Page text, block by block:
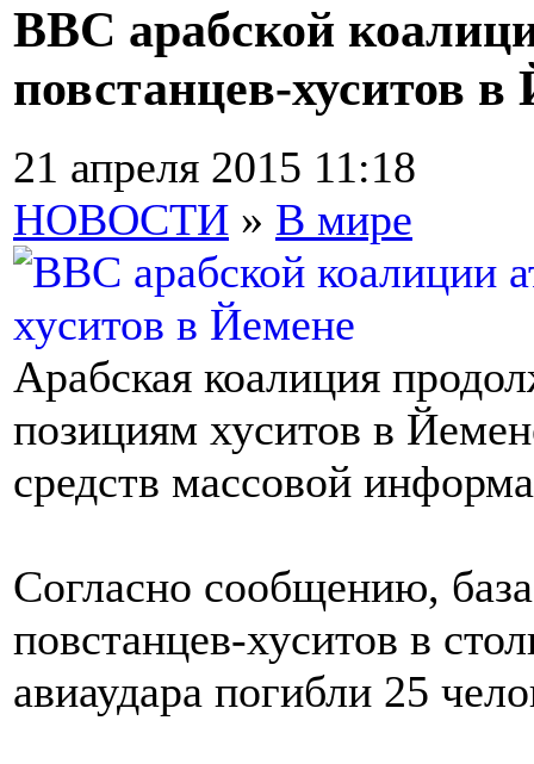
ВВС арабской
повстанцев-хуситов в
21 апреля 2015 11:18
НОВОСТИ » В мире
Арабская коалиция
позициям хуситов в
средств массовой
Согласно сообщению,
повстанцев-хуситов в
авиаудара погибли 25